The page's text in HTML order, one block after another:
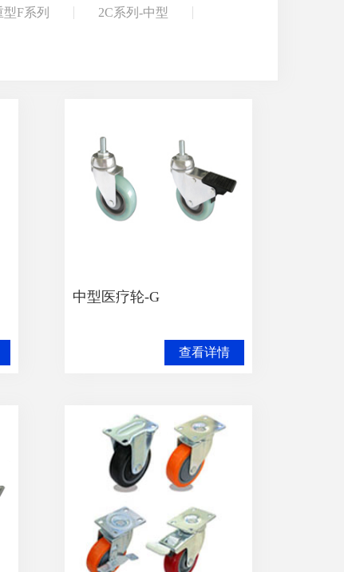
型F系列 2C系列-中型
中型医疗轮-G